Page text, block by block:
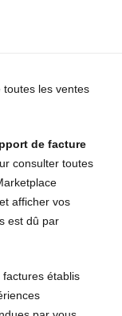
les ventes
de facture
consulter toutes
afficher vos
est dû par
établis